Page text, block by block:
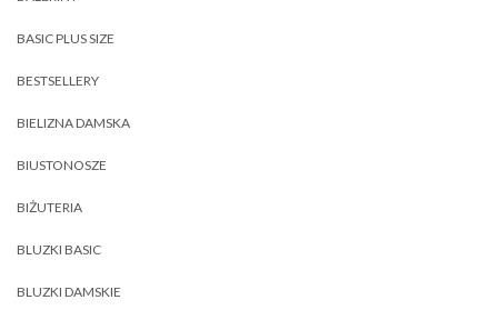
BASIC PLUS SIZE
BESTSELLERY
BIELIZNA DAMSKA
BIUSTONOSZE
BIŻUTERIA
BLUZKI BASIC
BLUZKI DAMSKIE